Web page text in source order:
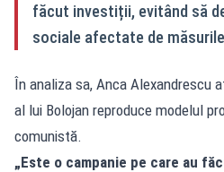
făcut investiții, evitând să
sociale afectate de
În analiza sa, Anca Alexandrescu
al lui Bolojan reproduce modelul
comunistă.
„Este o campanie pe care au